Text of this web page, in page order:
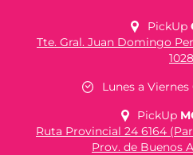
PickUp
Tte. Gral. Juan Domingo
1028
Lunes a Viernes
PickUp
Ruta Provincial 24 6164
Prov. de Buenos